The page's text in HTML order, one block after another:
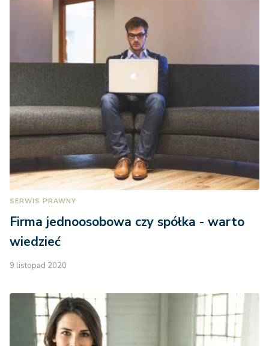
SERWIS PRAWNY
Firma jednoosobowa czy spółka - warto
wiedzieć
9 listopad 2020